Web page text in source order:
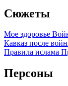
Сюжеты
Мое здоровье
Кавказ после
Правила ислама
Персоны